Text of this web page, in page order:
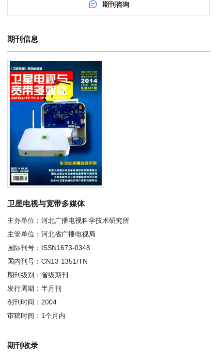
期刊咨询
期刊信息
卫星电视与宽带多媒体
主办单位：河北广播电视科学技术研究所
主管单位：河北省广播电视局
国际刊号：ISSN1673-0348
国内刊号：CN13-1351/TN
期刊级别：省级期刊
发行周期：半月刊
创刊时间：2004
审稿时间：1个月内
期刊收录